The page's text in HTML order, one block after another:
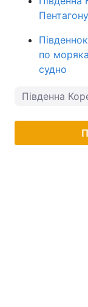
по
судно
Південна